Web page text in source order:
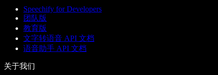
Speechify for Developers
团队版
教育版
文字转语音 API 文档
语音助手 API 文档
关于我们